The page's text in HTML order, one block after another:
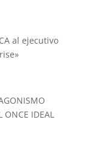
al ejecutivo
ONCE IDEAL